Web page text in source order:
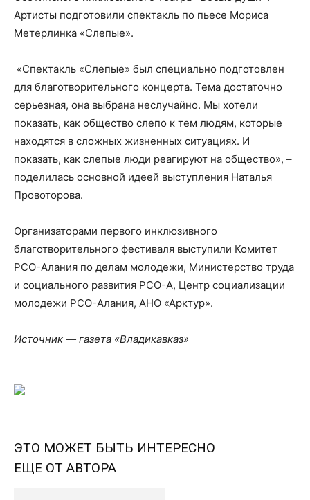
Артисты подготовили спектакль по пьесе Мориса
Метерлинка «Слепые».
«Спектакль «Слепые» был специально подготовлен
для благотворительного концерта. Тема достаточно
серьезная, она выбрана неслучайно. Мы хотели
показать, как общество слепо к тем людям, которые
находятся в сложных жизненных ситуациях. И
показать, как слепые люди реагируют на общество», –
поделилась основной идеей выступления Наталья
Провоторова.
Организаторами первого инклюзивного
благотворительного фестиваля выступили Комитет
РСО-Алания по делам молодежи, Министерство труда
и социального развития РСО-А, Центр социализации
молодежи РСО-Алания, АНО «Арктур».
Источник — газета «Владикавказ»
ЭТО МОЖЕТ БЫТЬ ИНТЕРЕСНО
ЕЩЕ ОТ АВТОРА